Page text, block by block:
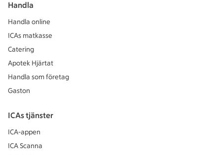
Handla
Handla online
ICAs matkasse
Catering
Apotek Hjärtat
Handla som företag
Gaston
ICAs tjänster
ICA-appen
ICA Scanna